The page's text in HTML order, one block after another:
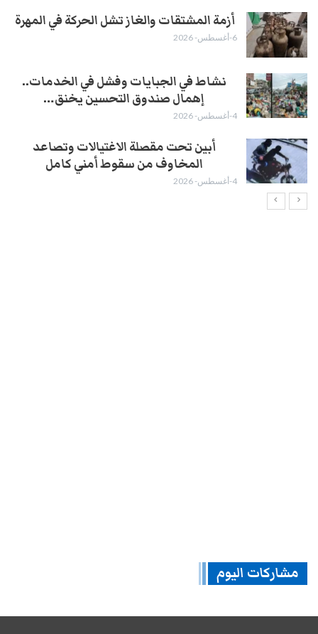
أزمة المشتقات والغاز تشل الحركة في المهرة ​
6-أغسطس- 2026
نشاط في الجبايات وفشل في الخدمات..
إهمال صندوق التحسين يخنق…
4-أغسطس- 2026
أبين تحت مقصلة الاغتيالات وتصاعد
المخاوف من سقوط أمني كامل
4-أغسطس- 2026
مشاركات اليوم